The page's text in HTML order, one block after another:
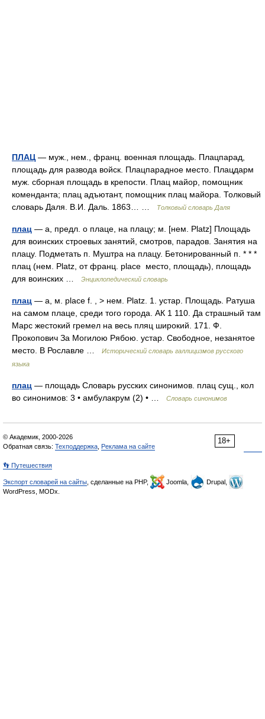
ПЛАЦ — муж., нем., франц. военная площадь. Плацпарад,
площадь для развода войск. Плацпарадное место. Плацдарм
муж. сборная площадь в крепости. Плац майор, помощник
коменданта; плац адъютант, помощник плац майора. Толковый
словарь Даля. В.И. Даль. 1863… …
Толковый словарь Даля
плац — а, предл. о плаце, на плацу; м. [нем. Platz] Площадь
для воинских строевых занятий, смотров, парадов. Занятия на
плацу. Подметать п. Муштра на плацу. Бетонированный п. * * *
плац (нем. Platz, от франц. place место, площадь), площадь
для воинских …
Энциклопедический словарь
плац — а, м. place f. , > нем. Platz. 1. устар. Площадь. Ратуша
на самом плаце, среди того города. АК 1 110. Да страшный там
Марс жестокий гремел на весь пляц широкий. 171. Ф.
Прокопович За Могилою Рябою. устар. Свободное, незанятое
место. В Рославле …
Исторический словарь галлицизмов русского
языка
плац — площадь Словарь русских синонимов. плац сущ., кол
во синонимов: 3 • амбулакрум (2) • …
Словарь синонимов
18+
© Академик, 2000-2026
Обратная связь: Техподдержка Реклама на сайте
👣 Путешествия
Экспорт словарей на сайты , сделанные на PHP, Joomla,
Drupal,
WordPress, MODx.